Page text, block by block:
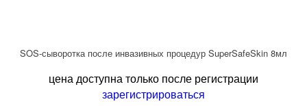
SOS-сыворотка после инвазивных процедур SuperSafeSkin 8мл
цена доступна только после регистрации
зарегистрироваться